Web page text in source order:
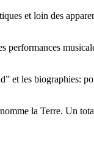
et loin des
performances
et les biographies:
la Terre. Un